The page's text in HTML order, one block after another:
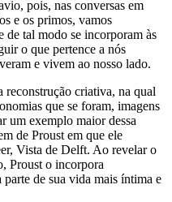
pois, nas conversas em
e os primos, vamos
de tal modo se incorporam às
o que pertence a nós
e vivem ao nosso lado.
criativa, na qual
que se foram, imagens
um exemplo maior dessa
de Proust em que ele
Vista de Delft. Ao revelar o
Proust o incorpora
de sua vida mais íntima e